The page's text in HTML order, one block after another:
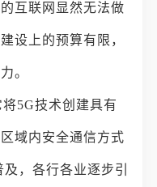
互联网显然无法做
设上的预算有限，
。
5G技术创建具有
域内安全通信方式
，各行各业逐步引